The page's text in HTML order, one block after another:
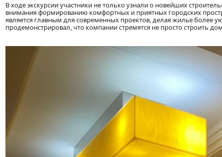
В ходе экскурсии участники не только узнали о новейших
внимания формированию комфортных и приятных городских
является главным для современных проектов, делая жилье более
продемонстрировал, что компании стремятся не просто строить